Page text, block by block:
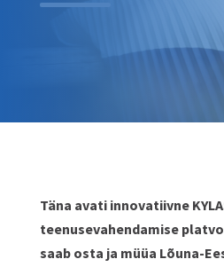
Täna avati innovatiivne
teenusevahendamise
saab osta ja müüa Lõuna-